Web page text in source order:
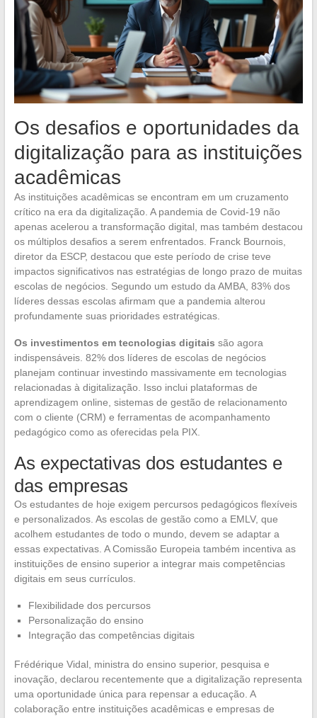
Os desafios e oportunidades da
digitalização para as instituições
acadêmicas
As instituições acadêmicas se encontram em um cruzamento
crítico na era da digitalização. A pandemia de Covid-19 não
apenas acelerou a transformação digital, mas também destacou
os múltiplos desafios a serem enfrentados. Franck Bournois,
diretor da ESCP, destacou que este período de crise teve
impactos significativos nas estratégias de longo prazo de muitas
escolas de negócios. Segundo um estudo da AMBA, 83% dos
líderes dessas escolas afirmam que a pandemia alterou
profundamente suas prioridades estratégicas.
Os investimentos em tecnologias digitais são agora
indispensáveis. 82% dos líderes de escolas de negócios
planejam continuar investindo massivamente em tecnologias
relacionadas à digitalização. Isso inclui plataformas de
aprendizagem online, sistemas de gestão de relacionamento
com o cliente (CRM) e ferramentas de acompanhamento
pedagógico como as oferecidas pela PIX.
As expectativas dos estudantes e
das empresas
Os estudantes de hoje exigem percursos pedagógicos flexíveis
e personalizados. As escolas de gestão como a EMLV, que
acolhem estudantes de todo o mundo, devem se adaptar a
essas expectativas. A Comissão Europeia também incentiva as
instituições de ensino superior a integrar mais competências
digitais em seus currículos.
Flexibilidade dos percursos
Personalização do ensino
Integração das competências digitais
Frédérique Vidal, ministra do ensino superior, pesquisa e
inovação, declarou recentemente que a digitalização representa
uma oportunidade única para repensar a educação. A
colaboração entre instituições acadêmicas e empresas de